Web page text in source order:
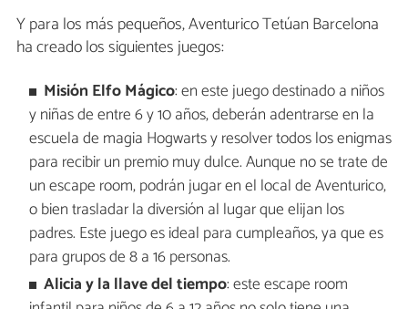
Y para los más pequeños, Aventurico Tetúan Barcelona
ha creado los siguientes juegos:
Misión Elfo Mágico: en este juego destinado a niños
y niñas de entre 6 y 10 años, deberán adentrarse en la
escuela de magia Hogwarts y resolver todos los enigmas
para recibir un premio muy dulce. Aunque no se trate de
un escape room, podrán jugar en el local de Aventurico,
o bien trasladar la diversión al lugar que elijan los
padres. Este juego es ideal para cumpleaños, ya que es
para grupos de 8 a 16 personas.
Alicia y la llave del tiempo: este escape room